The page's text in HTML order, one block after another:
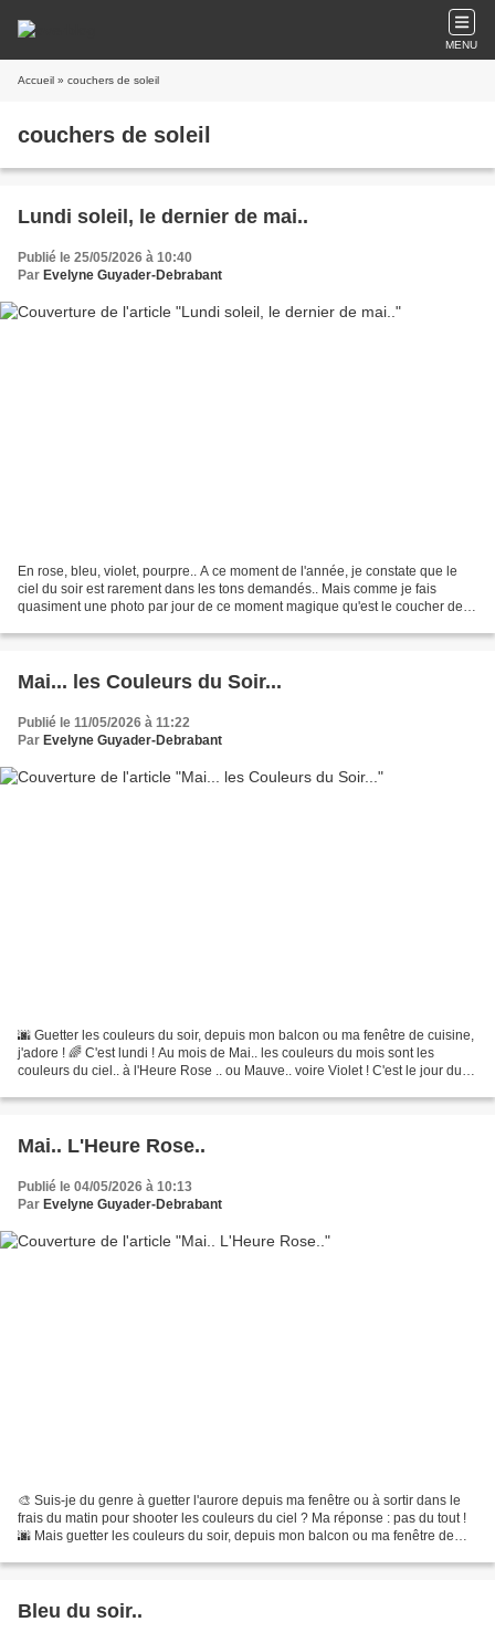
MENU
Accueil » couchers de soleil
couchers de soleil
Lundi soleil, le dernier de mai..
Publié le 25/05/2026 à 10:40
Par Evelyne Guyader-Debrabant
En rose, bleu, violet, pourpre.. A ce moment de l'année, je constate que le
ciel du soir est rarement dans les tons demandés.. Mais comme je fais
quasiment une photo par jour de ce moment magique qu'est le coucher de
Mai... les Couleurs du Soir...
Publié le 11/05/2026 à 11:22
Par Evelyne Guyader-Debrabant
🌆 Guetter les couleurs du soir, depuis mon balcon ou ma fenêtre de cuisine,
j'adore ! 🌈 C'est lundi ! Au mois de Mai.. les couleurs du mois sont les
couleurs du ciel.. à l'Heure Rose .. ou Mauve.. voire Violet ! C'est le jour du
Mai.. L'Heure Rose..
Publié le 04/05/2026 à 10:13
Par Evelyne Guyader-Debrabant
🎨 Suis-je du genre à guetter l'aurore depuis ma fenêtre ou à sortir dans le
frais du matin pour shooter les couleurs du ciel ? Ma réponse : pas du tout !
🌆 Mais guetter les couleurs du soir, depuis mon balcon ou ma fenêtre de
Bleu du soir..